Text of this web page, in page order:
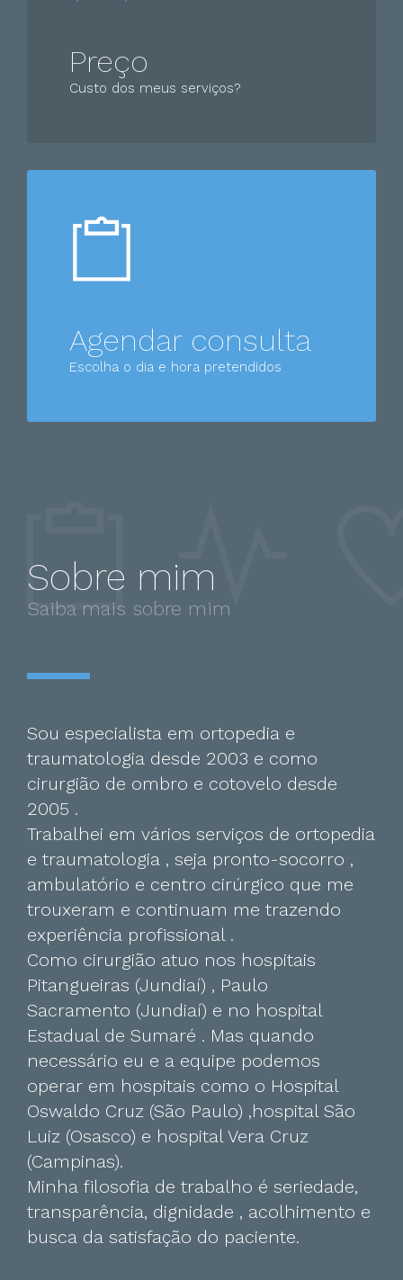
Preço
Custo dos meus serviços?
Agendar consulta
Escolha o dia e hora pretendidos
Sobre mim
Saiba mais sobre mim
Sou especialista em ortopedia e
traumatologia desde 2003 e como
cirurgião de ombro e cotovelo desde
2005 .
Trabalhei em vários serviços de ortopedia
e traumatologia , seja pronto-socorro ,
ambulatório e centro cirúrgico que me
trouxeram e continuam me trazendo
experiência profissional .
Como cirurgião atuo nos hospitais
Pitangueiras (Jundiaí) , Paulo
Sacramento (Jundiaí) e no hospital
Estadual de Sumaré . Mas quando
necessário eu e a equipe podemos
operar em hospitais como o Hospital
Oswaldo Cruz (São Paulo) ,hospital São
Luiz (Osasco) e hospital Vera Cruz
(Campinas).
Minha filosofia de trabalho é seriedade,
transparência, dignidade , acolhimento e
busca da satisfação do paciente.